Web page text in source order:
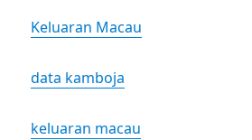
Keluaran Macau
data kamboja
keluaran macau